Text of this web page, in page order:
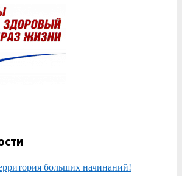
больших начинаний!